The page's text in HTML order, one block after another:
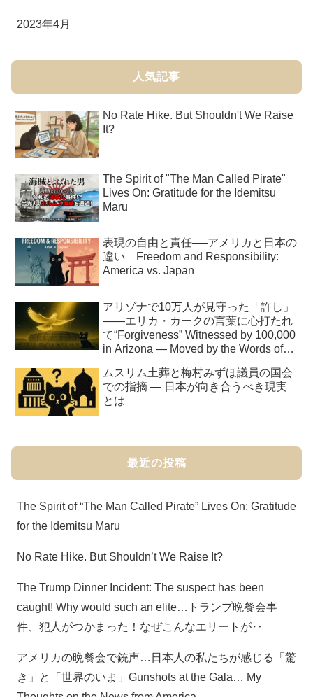
2023年4月
人気記事
No Rate Hike. But Shouldn't We Raise
It?
The Spirit of "The Man Called Pirate"
Lives On: Gratitude for the Idemitsu
Maru
表現の自由と責任──アメリカと日本の
違い Freedom and Responsibility:
America vs. Japan
アリゾナで10万人が見守った「許し」
――エリカ・カークの言葉に心打たれ
て“Forgiveness” Witnessed by 100,000
in Arizona — Moved by the Words of
ムスリム土葬と梅村みずほ議員の国会
での指摘 ― 日本が向き合うべき現実
とは
最近の投稿
The Spirit of “The Man Called Pirate” Lives On: Gratitude
for the Idemitsu Maru
No Rate Hike. But Shouldn’t We Raise It?
The Trump Dinner Incident: The suspect has been
caught! Why would such an elite…トランプ晩餐会事
件、犯人がつかまった！なぜこんなエリートが‥
アメリカの晩餐会で銃声…日本人の私たちが感じる「驚
き」と「世界のいま」Gunshots at the Gala… My